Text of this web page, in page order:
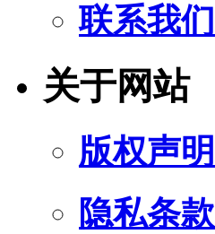
联系我们
关于网站
版权声明
隐私条款